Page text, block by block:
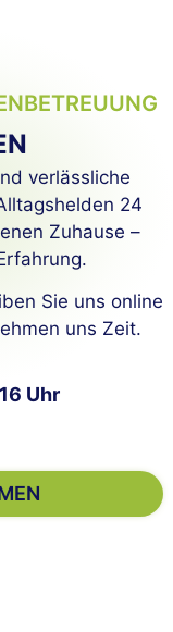
verlässliche
24
Zuhause –
Sie uns online
uns Zeit.
Uhr